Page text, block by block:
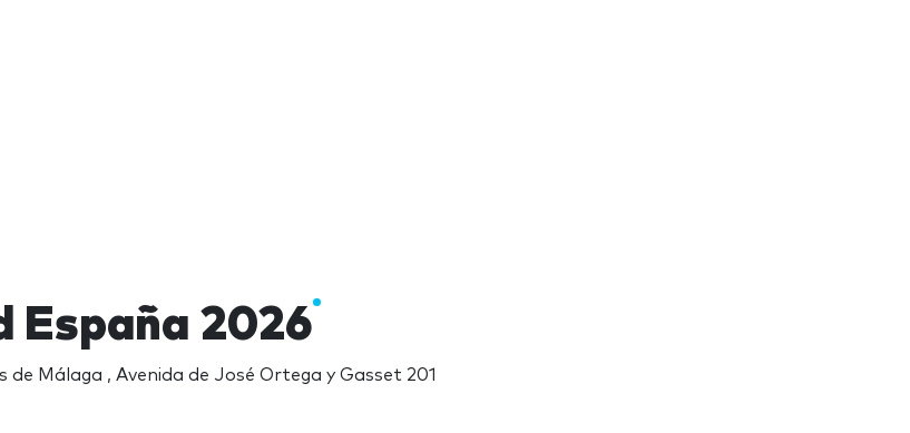
España 2026
de Málaga , Avenida de José Ortega y Gasset 201